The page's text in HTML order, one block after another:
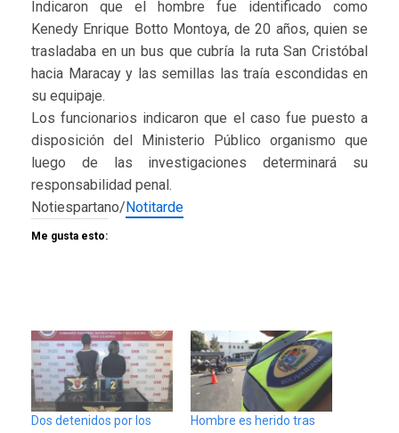
Indicaron que el hombre fue identificado como
Kenedy Enrique Botto Montoya, de 20 años, quien se
trasladaba en un bus que cubría la ruta San Cristóbal
hacia Maracay y las semillas las traía escondidas en
su equipaje.
Los funcionarios indicaron que el caso fue puesto a
disposición del Ministerio Público organismo que
luego de las investigaciones determinará su
responsabilidad penal.
Notiespartano/Notitarde
Me gusta esto:
Dos detenidos por los
Hombre es herido tras